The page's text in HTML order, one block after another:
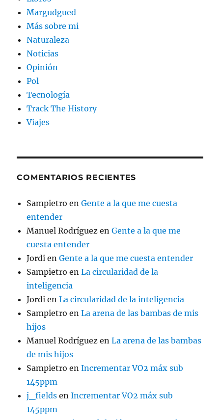
Margudgued
Más sobre mi
Naturaleza
Noticias
Opinión
Pol
Tecnología
Track The History
Viajes
COMENTARIOS RECIENTES
Sampietro enGente a la que me cuesta
entender
Manuel Rodríguez enGente a la que me
cuesta entender
Jordi enGente a la que me cuesta entender
Sampietro enLa circularidad de la
inteligencia
Jordi enLa circularidad de la inteligencia
Sampietro enLa arena de las bambas de mis
hijos
Manuel Rodríguez enLa arena de las bambas
de mis hijos
Sampietro enIncrementar VO2 máx sub
145ppm
j_fields enIncrementar VO2 máx sub
145ppm